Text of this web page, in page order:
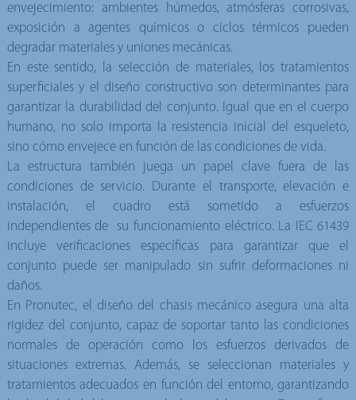
envejecimiento: ambientes húmedos, atmósferas corrosivas,
exposición a agentes químicos o ciclos térmicos pueden
degradar materiales y uniones mecánicas.
En este sentido, la selección de materiales, los tratamientos
superficiales y el diseño constructivo son determinantes para
garantizar la durabilidad del conjunto. Igual que en el cuerpo
humano, no solo importa la resistencia inicial del esqueleto,
sino cómo envejece en función de las condiciones de vida.
La estructura también juega un papel clave fuera de las
condiciones de servicio. Durante el transporte, elevación e
instalación, el cuadro está sometido a esfuerzos
independientes de su funcionamiento eléctrico. La IEC 61439
incluye verificaciones específicas para garantizar que el
conjunto puede ser manipulado sin sufrir deformaciones ni
daños.
En Pronutec, el diseño del chasis mecánico asegura una alta
rigidez del conjunto, capaz de soportar tanto las condiciones
normales de operación como los esfuerzos derivados de
situaciones extremas. Además, se seleccionan materiales y
tratamientos adecuados en función del entorno, garantizando